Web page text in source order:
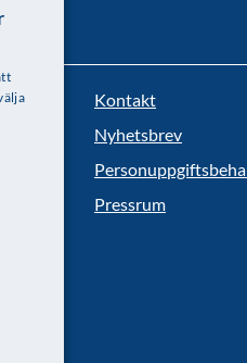
Kontakt
Nyhetsbrev
Pressrum